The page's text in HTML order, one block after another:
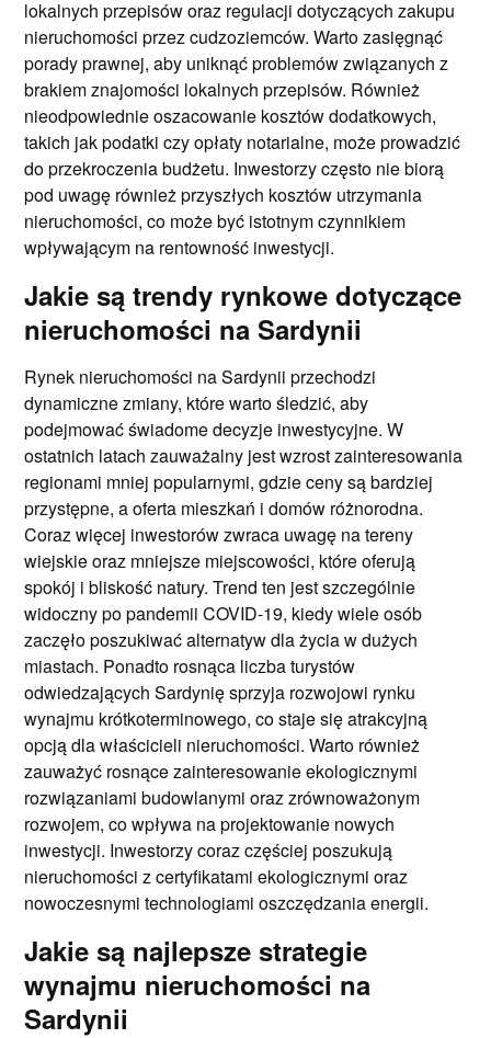
lokalnych przepisów oraz regulacji dotyczących zakupu
nieruchomości przez cudzoziemców. Warto zasięgnąć
porady prawnej, aby uniknąć problemów związanych z
brakiem znajomości lokalnych przepisów. Również
nieodpowiednie oszacowanie kosztów dodatkowych,
takich jak podatki czy opłaty notarialne, może prowadzić
do przekroczenia budżetu. Inwestorzy często nie biorą
pod uwagę również przyszłych kosztów utrzymania
nieruchomości, co może być istotnym czynnikiem
wpływającym na rentowność inwestycji.
Jakie są trendy rynkowe dotyczące
nieruchomości na Sardynii
Rynek nieruchomości na Sardynii przechodzi
dynamiczne zmiany, które warto śledzić, aby
podejmować świadome decyzje inwestycyjne. W
ostatnich latach zauważalny jest wzrost zainteresowania
regionami mniej popularnymi, gdzie ceny są bardziej
przystępne, a oferta mieszkań i domów różnorodna.
Coraz więcej inwestorów zwraca uwagę na tereny
wiejskie oraz mniejsze miejscowości, które oferują
spokój i bliskość natury. Trend ten jest szczególnie
widoczny po pandemii COVID-19, kiedy wiele osób
zaczęło poszukiwać alternatyw dla życia w dużych
miastach. Ponadto rosnąca liczba turystów
odwiedzających Sardynię sprzyja rozwojowi rynku
wynajmu krótkoterminowego, co staje się atrakcyjną
opcją dla właścicieli nieruchomości. Warto również
zauważyć rosnące zainteresowanie ekologicznymi
rozwiązaniami budowlanymi oraz zrównoważonym
rozwojem, co wpływa na projektowanie nowych
inwestycji. Inwestorzy coraz częściej poszukują
nieruchomości z certyfikatami ekologicznymi oraz
nowoczesnymi technologiami oszczędzania energii.
Jakie są najlepsze strategie
wynajmu nieruchomości na
Sardynii